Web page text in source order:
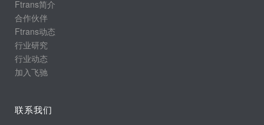
Ftrans简介
合作伙伴
Ftrans动态
行业研究
行业动态
加入飞驰
联系我们